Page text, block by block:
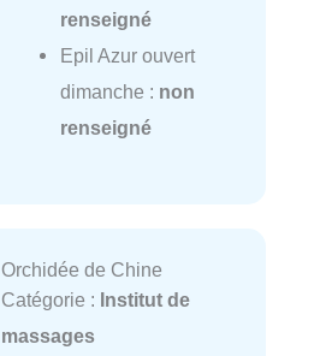
renseigné
Epil Azur ouvert
dimanche : non
renseigné
Orchidée de Chine
Catégorie : Institut de
massages